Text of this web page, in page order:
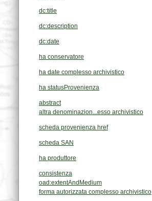
dc:title
dc:description
dc:date
ha conservatore
ha date complesso archivistico
ha statusProvenienza
abstract
altra denominazion...esso archivistico
scheda provenienza href
scheda SAN
ha produttore
consistenza
oad:extentAndMedium
forma autorizzata complesso archivistico